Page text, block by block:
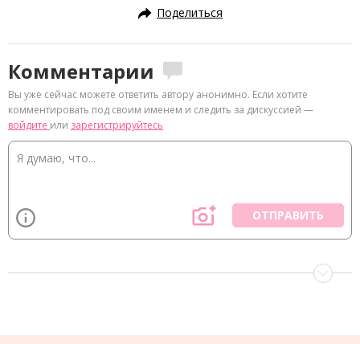
Поделиться
Комментарии
Вы уже сейчас можете ответить автору анонимно. Если хотите
комментировать под своим именем и следить за дискуссией —
войдите или зарегистрируйтесь
ОТПРАВИТЬ